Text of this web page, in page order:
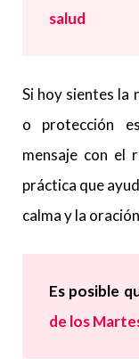
salud
Si hoy sientes la
o protección
mensaje con el
práctica que
calma y la
Es posible
de los